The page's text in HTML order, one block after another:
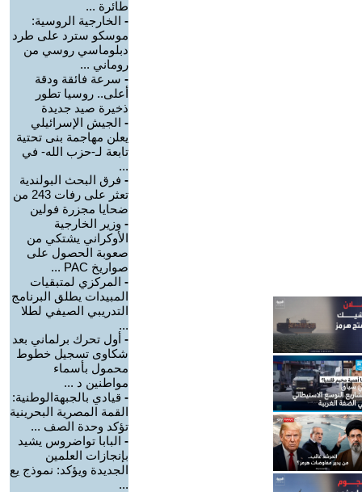
طائرة ...
- الخارجية الروسية:
موسكو سترد على طرد
دبلوماسي روسي من
روماني ...
- سرعة فائقة ودقة
أعلى.. روسيا تطور
ذخيرة صيد جديدة
- الجيش الإسرائيلي
يعلن مهاجمة بنى تحتية
تابعة لـ-حزب الله- في
...
- فرق البحث البولندية
تعثر على رفات 243 من
ضحايا مجزرة فولين
- وزير الخارجية
الأوكراني يشتكي من
صعوبة الحصول على
صواريخ PAC ...
- المركزي لمتبقيات
المبيدات يطلق البرنامج
التدريبي الصيفي لطلا
...
- أول تحرك برلماني بعد
شكاوى تسجيل خطوط
محمول بأسماء
مواطنين د ...
- قيادي بالجبهةالوطنية:
القمة المصرية البحرينية
تؤكد وحدة الصف ...
- البابا تواضروس يشيد
بإنجازات العلمين
الجديدة ويؤكد: نموذج يع
...